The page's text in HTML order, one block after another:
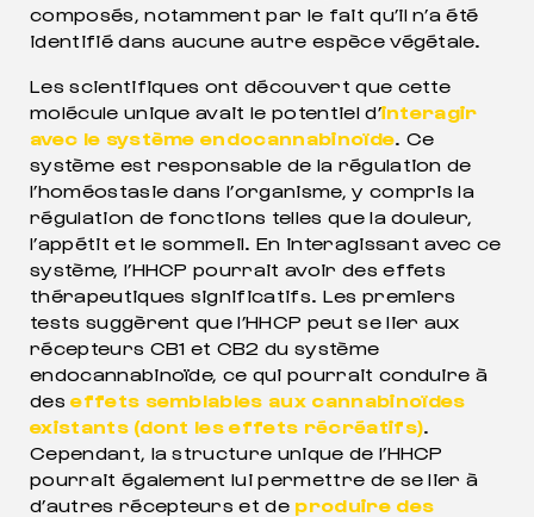
composés, notamment par le fait qu’il n’a été
identifié dans aucune autre espèce végétale.
Les scientifiques ont découvert que cette
molécule unique avait le potentiel d’interagir
avec le système endocannabinoïde. Ce
système est responsable de la régulation de
l’homéostasie dans l’organisme, y compris la
régulation de fonctions telles que la douleur,
l’appétit et le sommeil. En interagissant avec ce
système, l’HHCP pourrait avoir des effets
thérapeutiques significatifs. Les premiers
tests suggèrent que l’HHCP peut se lier aux
récepteurs CB1 et CB2 du système
endocannabinoïde, ce qui pourrait conduire à
des effets semblables aux cannabinoïdes
existants (dont les effets récréatifs).
Cependant, la structure unique de l’HHCP
pourrait également lui permettre de se lier à
d’autres récepteurs et de produire des